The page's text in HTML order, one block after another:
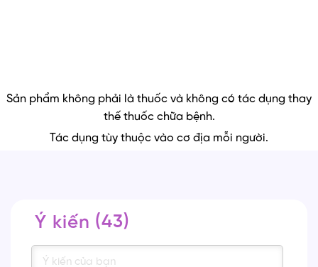
Sản phẩm không phải là thuốc và không có tác dụng thay
thế thuốc chữa bệnh.
Tác dụng tùy thuộc vào cơ địa mỗi người.
43
Ý kiến